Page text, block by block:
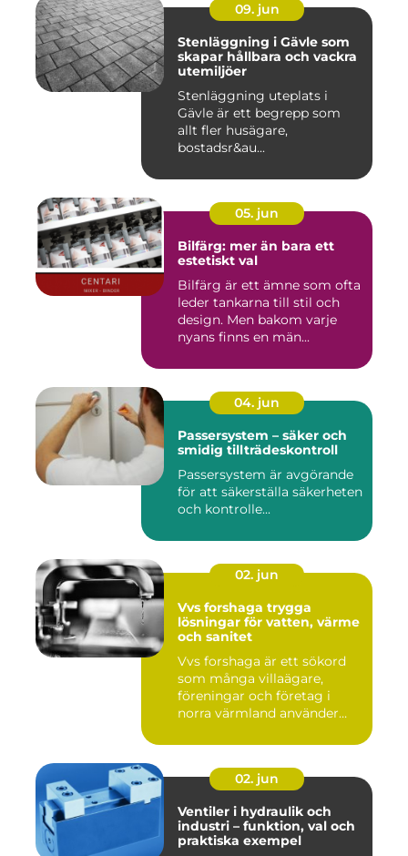
09. jun
Stenläggning i Gävle som
skapar hållbara och vackra
utemiljöer
Stenläggning uteplats i
Gävle är ett begrepp som
allt fler husägare,
bostadsr&au...
05. jun
Bilfärg: mer än bara ett
estetiskt val
Bilfärg är ett ämne som ofta
leder tankarna till stil och
design. Men bakom varje
nyans finns en män...
04. jun
Passersystem – säker och
smidig tillträdeskontroll
Passersystem är avgörande
för att säkerställa säkerheten
och kontrolle...
02. jun
Vvs forshaga trygga
lösningar för vatten, värme
och sanitet
Vvs forshaga är ett sökord
som många villaägare,
föreningar och företag i
norra värmland använder
02. jun
Ventiler i hydraulik och
industri – funktion, val och
praktiska exempel